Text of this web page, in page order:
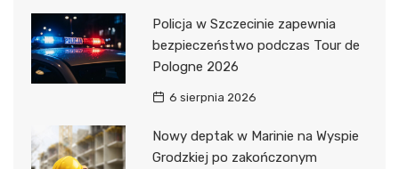
Policja w Szczecinie zapewnia
bezpieczeństwo podczas Tour de
Pologne 2026
6 sierpnia 2026
Nowy deptak w Marinie na Wyspie
Grodzkiej po zakończonym